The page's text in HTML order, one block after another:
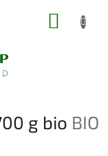
g bio BIO